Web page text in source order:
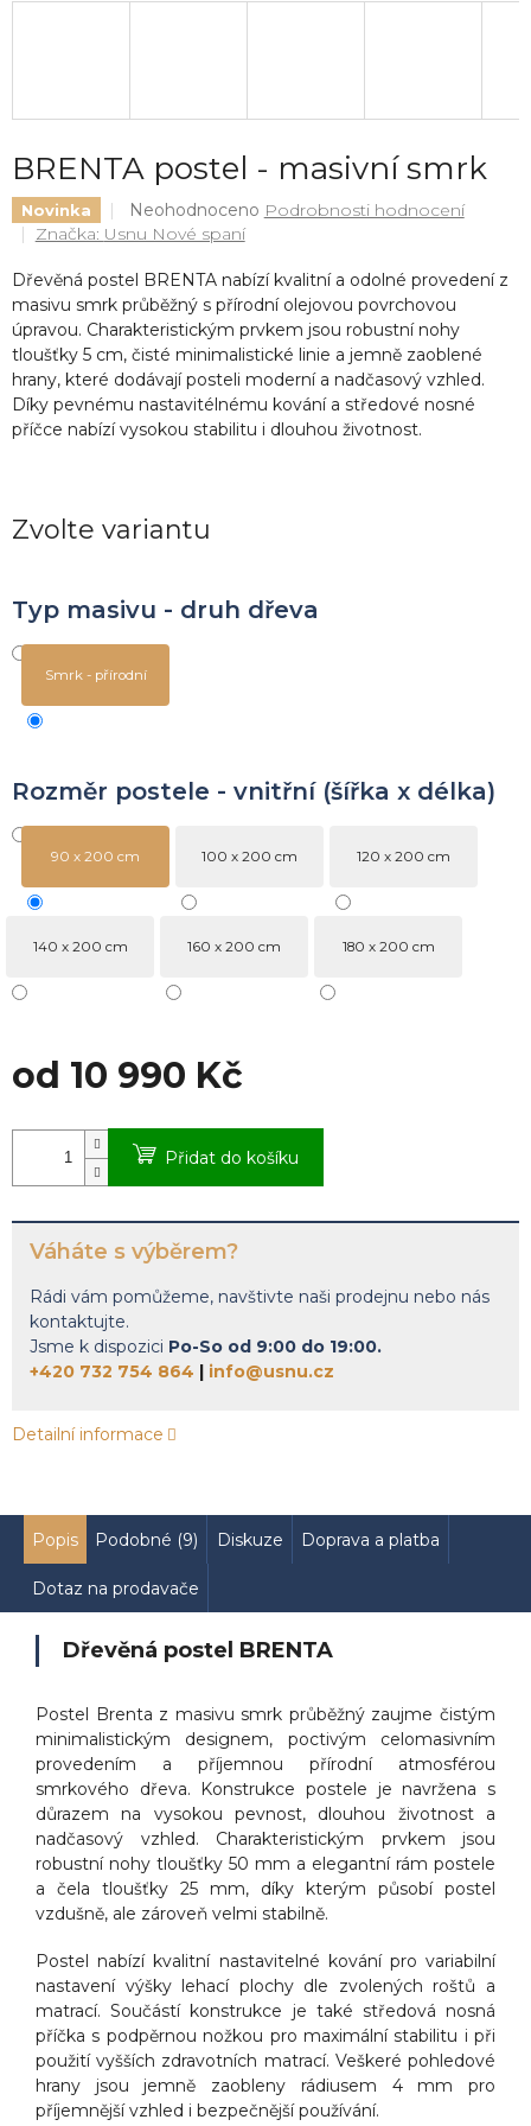
BRENTA postel - masivní smrk
Novinka
Průměrné
hodnocení
je
0,0
z
5
hvězdiček.
Neohodnoceno Podrobnosti hodnocení
Značka: Usnu Nové spaní
od 10 990 Kč
Zvolte variantu
Typ masivu - druh dřeva
Smrk - přírodní
Rozměr postele - vnitřní (šířka x délka)
90 x 200 cm 100 x 200 cm 120 x 200 cm
140 x 200 cm 160 x 200 cm 180 x 200 cm
Přidat do košíku
Dřevěná postel BRENTA nabízí kvalitní a odolné provedení z
masivu smrk průběžný s přírodní olejovou povrchovou
úpravou. Charakteristickým prvkem jsou robustní nohy
tloušťky 5 cm, čisté minimalistické linie a jemně zaoblené
hrany, které dodávají posteli moderní a nadčasový vzhled.
Díky pevnému nastavitélnému kování a středové nosné
příčce nabízí vysokou stabilitu i dlouhou životnost.
Váháte s výběrem?
Rádi vám pomůžeme, navštivte naši prodejnu nebo nás
kontaktujte.
Jsme k dispozici Po-So od 9:00 do 19:00.
+420 732 754 864
info@usnu.cz
Detailní informace
Popis Podobné (9) Diskuze Doprava a platba
Dotaz na prodavače
Dřevěná postel BRENTA
Postel Brenta z masivu smrk průběžný zaujme čistým
minimalistickým designem, poctivým celomasivním
provedením a příjemnou přírodní atmosférou
smrkového dřeva. Konstrukce postele je navržena s
důrazem na vysokou pevnost, dlouhou životnost a
nadčasový vzhled. Charakteristickým prvkem jsou
robustní nohy tloušťky 50 mm a elegantní rám postele
a čela tloušťky 25 mm, díky kterým působí postel
vzdušně, ale zároveň velmi stabilně.
Postel nabízí kvalitní nastavitelné kování pro variabilní
nastavení výšky lehací plochy dle zvolených roštů a
matrací. Součástí konstrukce je také středová nosná
příčka s podpěrnou nožkou pro maximální stabilitu i při
použití vyšších zdravotních matrací. Veškeré pohledové
hrany jsou jemně zaobleny rádiusem 4 mm pro
příjemnější vzhled i bezpečnější používání.